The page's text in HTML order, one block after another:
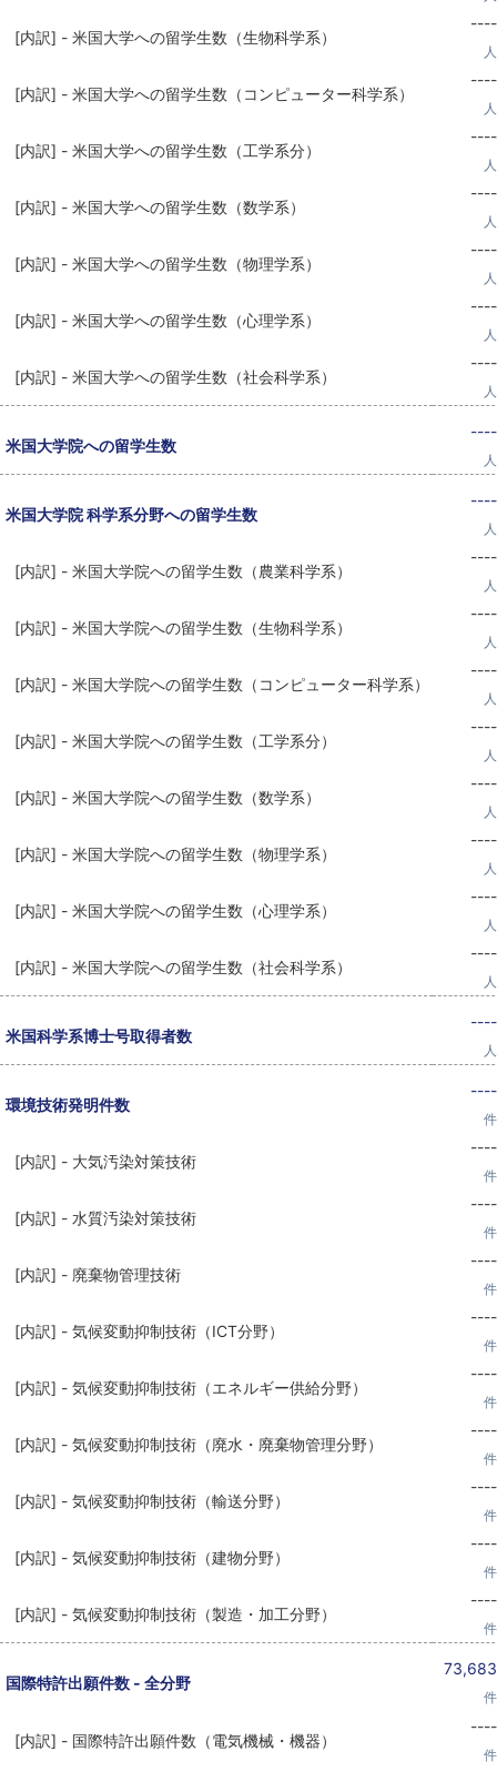
[内訳] - 米国大学への留学生数（生物科学系）
----
人
[内訳] - 米国大学への留学生数（コンピューター科学系）
----
人
[内訳] - 米国大学への留学生数（工学系分）
----
人
[内訳] - 米国大学への留学生数（数学系）
----
人
[内訳] - 米国大学への留学生数（物理学系）
----
人
[内訳] - 米国大学への留学生数（心理学系）
----
人
[内訳] - 米国大学への留学生数（社会科学系）
----
人
米国大学院への留学生数
----
人
米国大学院 科学系分野への留学生数
----
人
[内訳] - 米国大学院への留学生数（農業科学系）
----
人
[内訳] - 米国大学院への留学生数（生物科学系）
----
人
[内訳] - 米国大学院への留学生数（コンピューター科学系）
----
人
[内訳] - 米国大学院への留学生数（工学系分）
----
人
[内訳] - 米国大学院への留学生数（数学系）
----
人
[内訳] - 米国大学院への留学生数（物理学系）
----
人
[内訳] - 米国大学院への留学生数（心理学系）
----
人
[内訳] - 米国大学院への留学生数（社会科学系）
----
人
米国科学系博士号取得者数
----
人
環境技術発明件数
----
件
[内訳] - 大気汚染対策技術
----
件
[内訳] - 水質汚染対策技術
----
件
[内訳] - 廃棄物管理技術
----
件
[内訳] - 気候変動抑制技術（ICT分野）
----
件
[内訳] - 気候変動抑制技術（エネルギー供給分野）
----
件
[内訳] - 気候変動抑制技術（廃水・廃棄物管理分野）
----
件
[内訳] - 気候変動抑制技術（輸送分野）
----
件
[内訳] - 気候変動抑制技術（建物分野）
----
件
[内訳] - 気候変動抑制技術（製造・加工分野）
----
件
国際特許出願件数 - 全分野
73,683
件
[内訳] - 国際特許出願件数（電気機械・機器）
----
件